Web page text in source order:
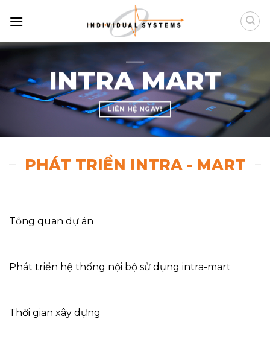
đến
dung
INTRA MART
LIÊN HỆ NGAY!
PHÁT TRIỂN INTRA - MART
Tổng quan dự án
Phát triển hệ thống nội bộ sử dụng intra-mart
Thời gian xây dựng